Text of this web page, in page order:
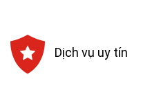
Dịch vụ uy tín